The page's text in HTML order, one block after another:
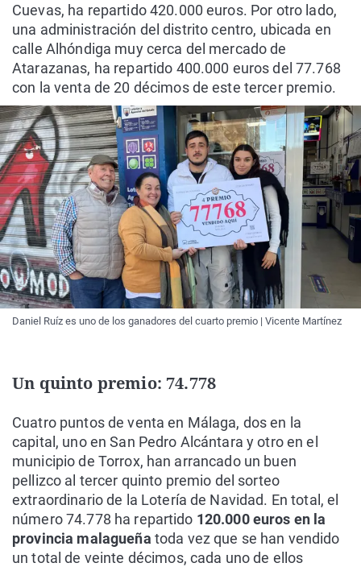
Cuevas, ha repartido 420.000 euros. Por otro lado,
una administración del distrito centro, ubicada en
calle Alhóndiga muy cerca del mercado de
Atarazanas, ha repartido 400.000 euros del 77.768
con la venta de 20 décimos de este tercer premio.
Daniel Ruíz es uno de los ganadores del cuarto premio | Vicente Martínez
Un quinto premio: 74.778
Cuatro puntos de venta en Málaga, dos en la
capital, uno en San Pedro Alcántara y otro en el
municipio de Torrox, han arrancado un buen
pellizco al tercer quinto premio del sorteo
extraordinario de la Lotería de Navidad. En total, el
número 74.778 ha repartido 120.000 euros en la
provincia malagueña toda vez que se han vendido
un total de veinte décimos, cada uno de ellos